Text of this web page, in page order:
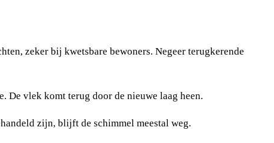
zeker bij kwetsbare bewoners. Negeer terugkerende
De vlek komt terug door de nieuwe laag heen.
zijn, blijft de schimmel meestal weg.